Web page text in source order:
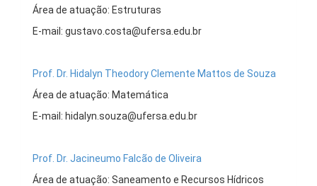
Área de atuação: Estruturas
E-mail: gustavo.costa@ufersa.edu.br
Prof. Dr. Hidalyn Theodory Clemente Mattos de Souza
Área de atuação: Matemática
E-mail: hidalyn.souza@ufersa.edu.br
Prof. Dr. Jacineumo Falcão de Oliveira
Área de atuação: Saneamento e Recursos Hídricos